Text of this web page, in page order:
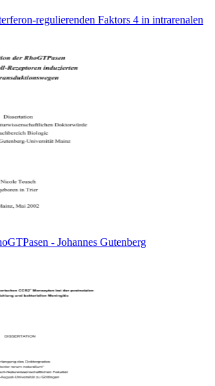
regulierenden Faktors 4 in intrarenalen
- Johannes Gutenberg